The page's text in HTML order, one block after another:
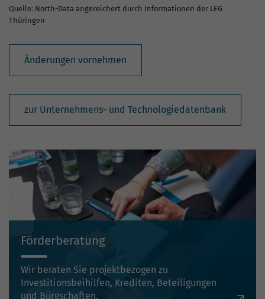
Quelle: North-Data angereichert durch Informationen der LEG
Thüringen
Änderungen vornehmen
zur Unternehmens- und Technologiedatenbank
Förderberatung
Wir beraten Sie projektbezogen zu
Investitionsbeihilfen, Krediten, Beteiligungen
und Bürgschaften.